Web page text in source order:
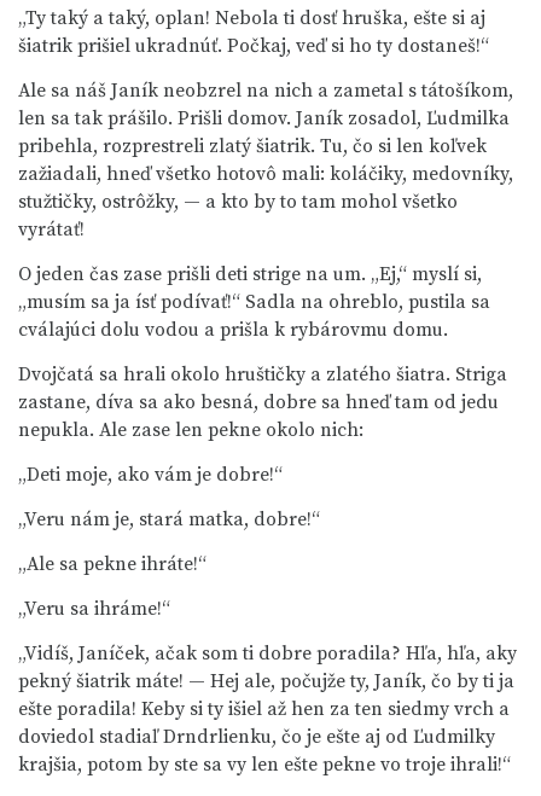
„Ty taký a taký, oplan! Nebola ti dosť hruška, ešte si aj
šiatrik prišiel ukradnúť. Počkaj, veď si ho ty dostaneš!“
Ale sa náš Janík neobzrel na nich a zametal s tátošíkom,
len sa tak prášilo. Prišli domov. Janík zosadol, Ľudmilka
pribehla, rozprestreli zlatý šiatrik. Tu, čo si len koľvek
zažiadali, hneď všetko hotovô mali: koláčiky, medovníky,
stužtičky, ostrôžky, — a kto by to tam mohol všetko
vyrátať!
O jeden čas zase prišli deti strige na um. „Ej,“ myslí si,
„musím sa ja ísť podívať!“ Sadla na ohreblo, pustila sa
cválajúci dolu vodou a prišla k rybárovmu domu.
Dvojčatá sa hrali okolo hruštičky a zlatého šiatra. Striga
zastane, díva sa ako besná, dobre sa hneď tam od jedu
nepukla. Ale zase len pekne okolo nich:
„Deti moje, ako vám je dobre!“
„Veru nám je, stará matka, dobre!“
„Ale sa pekne ihráte!“
„Veru sa ihráme!“
„Vidíš, Janíček, ačak som ti dobre poradila? Hľa, hľa, aky
pekný šiatrik máte! — Hej ale, počujže ty, Janík, čo by ti ja
ešte poradila! Keby si ty išiel až hen za ten siedmy vrch a
doviedol stadiaľ Drndrlienku, čo je ešte aj od Ľudmilky
krajšia, potom by ste sa vy len ešte pekne vo troje ihrali!“